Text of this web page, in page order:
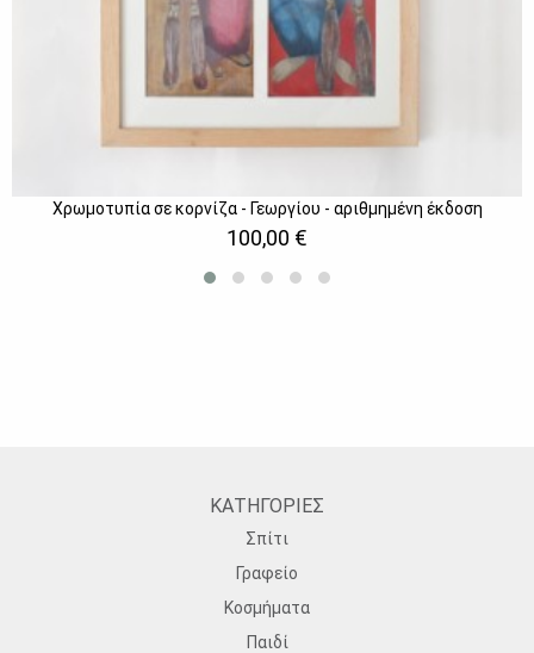
Χρωμοτυπία σε κορνίζα - Γεωργίου - αριθμημένη έκδοση
100,00 €
ΚΑΤΗΓΟΡΙΕΣ
Σπίτι
Γραφείο
Κοσμήματα
Παιδί